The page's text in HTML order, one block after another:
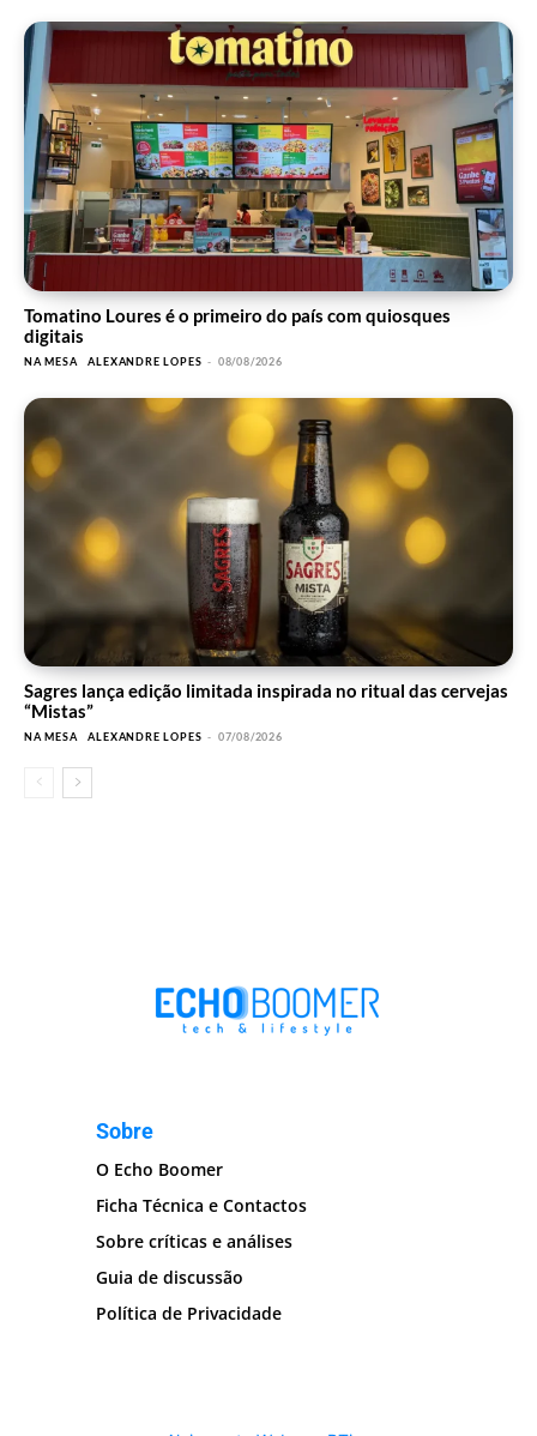
Tomatino Loures é o primeiro do país com quiosques
digitais
NA MESA ALEXANDRE LOPES - 08/08/2026
Sagres lança edição limitada inspirada no ritual das cervejas
“Mistas”
NA MESA ALEXANDRE LOPES - 07/08/2026
Sobre
O Echo Boomer
Ficha Técnica e Contactos
Sobre críticas e análises
Guia de discussão
Política de Privacidade